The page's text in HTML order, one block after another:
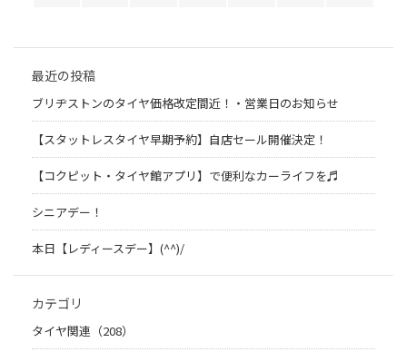
最近の投稿
ブリヂストンのタイヤ価格改定間近！・営業日のお知らせ
【スタットレスタイヤ早期予約】自店セール開催決定！
【コクピット・タイヤ館アプリ】で便利なカーライフを♬
シニアデー！
本日【レディースデー】(^^)/
カテゴリ
タイヤ関連（208）